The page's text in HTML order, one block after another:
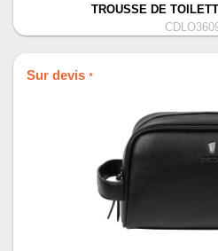
TROUSSE DE
Sur devis *